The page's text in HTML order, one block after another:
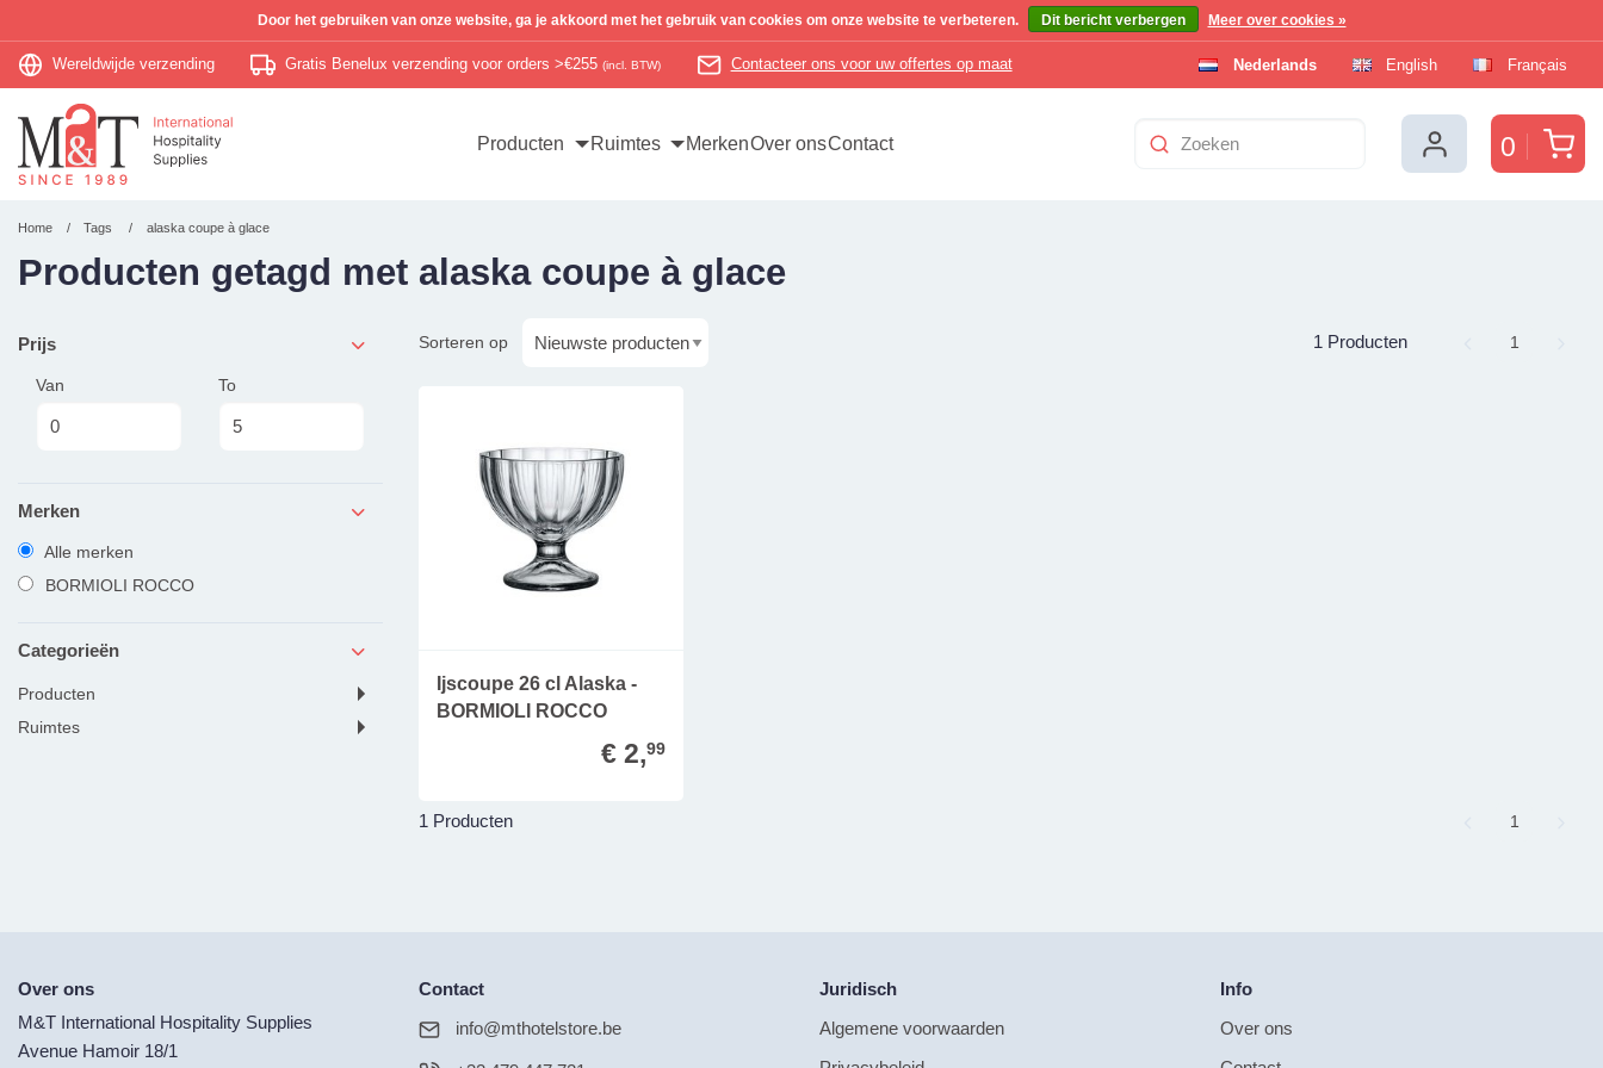
Wereldwijde verzending Gratis Benelux verzending voor orders >€255 (incl. BTW) Contacteer ons voor uw offertes op maat Nederlands English Français
0
Producten Ruimtes MerkenOver onsContact
Home Tags alaska coupe à glace
Producten getagd met alaska coupe à glace
Prijs
Van To
Merken
Alle merken
BORMIOLI ROCCO
Categorieën
producten
ruimtes
1 Producten
Sorteren op Page
1
Ijscoupe 26 cl Alaska -
BORMIOLI ROCCO
€ 2,99
1 Producten Page
1
Over ons
M&T International Hospitality Supplies
Avenue Hamoir 18/1
Contact
info@mthotelstore.be
Juridisch
Algemene voorwaarden
Info
Over ons
Door het gebruiken van onze website, ga je akkoord met het gebruik van cookies om onze website te verbeteren. Dit bericht verbergen Meer over cookies »